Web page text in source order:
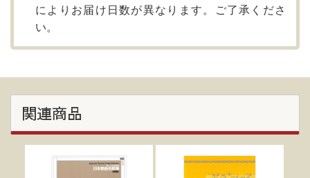
によりお届け日数が異なります。ご了承くださ
い。
関連商品